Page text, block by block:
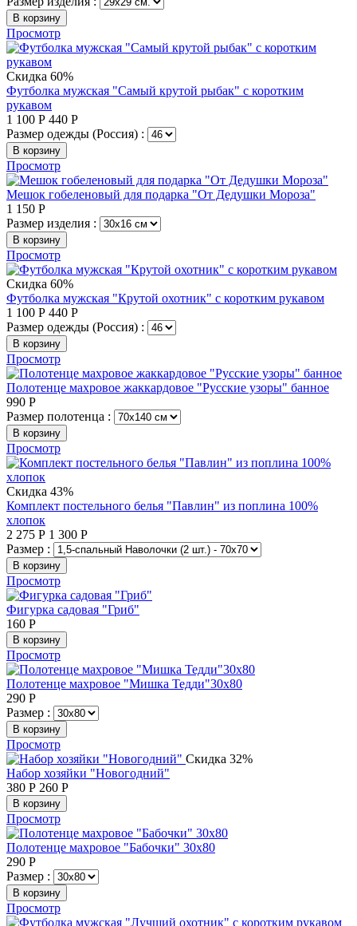
В корзину
Просмотр
Скидка 60%
Футболка мужская "Самый крутой рыбак" с коротким
рукавом
1 100 Р 440 Р
Размер одежды (Россия) :
В корзину
Просмотр
Мешок гобеленовый для подарка "От Дедушки Мороза"
1 150 Р
Размер изделия :
В корзину
Просмотр
Скидка 60%
Футболка мужская "Крутой охотник" с коротким рукавом
1 100 Р 440 Р
Размер одежды (Россия) :
В корзину
Просмотр
Полотенце махровое жаккардовое "Русские узоры" банное
990 Р
Размер полотенца :
В корзину
Просмотр
Скидка 43%
Комплект постельного белья "Павлин" из поплина 100%
хлопок
2 275 Р 1 300 Р
Размер :
В корзину
Просмотр
Фигурка садовая "Гриб"
160 Р
В корзину
Просмотр
Полотенце махровое "Мишка Тедди"30х80
290 Р
Размер :
В корзину
Просмотр
Скидка 32%
Набор хозяйки "Новогодний"
380 Р 260 Р
В корзину
Просмотр
Полотенце махровое "Бабочки" 30х80
290 Р
Размер :
В корзину
Просмотр